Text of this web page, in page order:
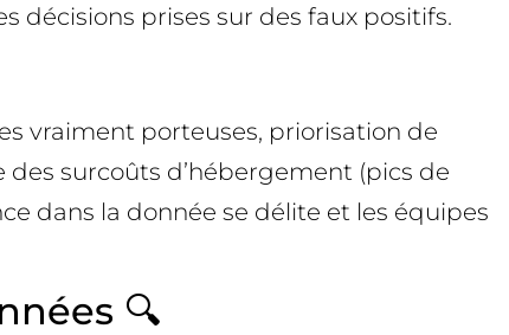
décisions prises sur des faux positifs.
vraiment porteuses, priorisation de
des surcoûts d’hébergement (pics de
dans la donnée se délite et les équipes
🔍